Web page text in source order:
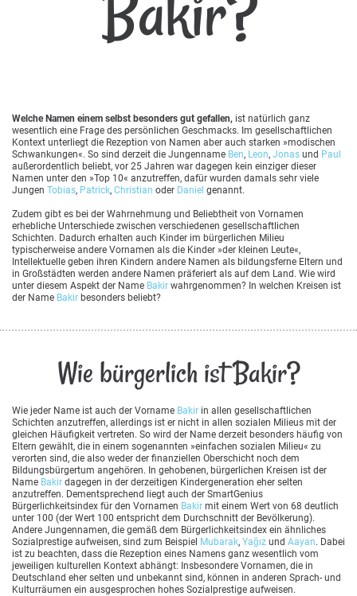
Welche Namen einem selbst besonders gut gefallen, ist natürlich ganz
wesentlich eine Frage des persönlichen Geschmacks. Im gesellschaftlichen
Kontext unterliegt die Rezeption von Namen aber auch starken »modischen
Schwankungen«. So sind derzeit die Jungenname Ben, Leon, Jonas und Paul
außerordentlich beliebt, vor 25 Jahren war dagegen kein einziger dieser
Namen unter den »Top 10« anzutreffen, dafür wurden damals sehr viele
Jungen Tobias, Patrick, Christian oder Daniel genannt.
Zudem gibt es bei der Wahrnehmung und Beliebtheit von Vornamen
erhebliche Unterschiede zwischen verschiedenen gesellschaftlichen
Schichten. Dadurch erhalten auch Kinder im bürgerlichen Milieu
typischerweise andere Vornamen als die Kinder »der kleinen Leute«,
Intellektuelle geben ihren Kindern andere Namen als bildungsferne Eltern und
in Großstädten werden andere Namen präferiert als auf dem Land. Wie wird
unter diesem Aspekt der Name Bakir wahrgenommen? In welchen Kreisen ist
der Name Bakir besonders beliebt?
Wie bürgerlich ist Bakir?
Wie jeder Name ist auch der Vorname Bakir in allen gesellschaftlichen
Schichten anzutreffen, allerdings ist er nicht in allen sozialen Milieus mit der
gleichen Häufigkeit vertreten. So wird der Name derzeit besonders häufig von
Eltern gewählt, die in einem sogenannten »einfachen sozialen Milieu« zu
verorten sind, die also weder der finanziellen Oberschicht noch dem
Bildungsbürgertum angehören. In gehobenen, bürgerlichen Kreisen ist der
Name Bakir dagegen in der derzeitigen Kindergeneration eher selten
anzutreffen. Dementsprechend liegt auch der SmartGenius
Bürgerlichkeitsindex für den Vornamen Bakir mit einem Wert von 68 deutlich
unter 100 (der Wert 100 entspricht dem Durchschnitt der Bevölkerung).
Andere Jungennamen, die gemäß dem Bürgerlichkeitsindex ein ähnliches
Sozialprestige aufweisen, sind zum Beispiel Mubarak, Yağız und Aayan. Dabei
ist zu beachten, dass die Rezeption eines Namens ganz wesentlich vom
jeweiligen kulturellen Kontext abhängt: Insbesondere Vornamen, die in
Deutschland eher selten und unbekannt sind, können in anderen Sprach- und
Kulturräumen ein ausgesprochen hohes Sozialprestige aufweisen.